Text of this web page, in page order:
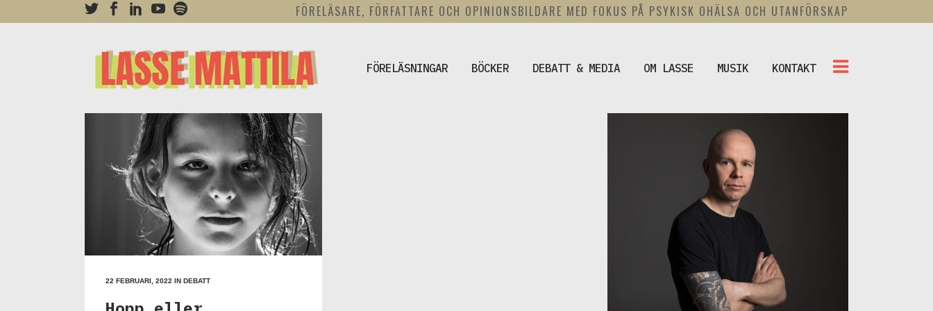
FÖRELÄSARE, FÖRFATTARE OCH OPINIONSBILDARE MED FOKUS PÅ PSYKISK OHÄLSA OCH UTANFÖRSKAP
FÖRELÄSNINGAR BÖCKER DEBATT & MEDIA OM LASSE MUSIK KONTAKT
22 FEBRUARI, 2022 IN DEBATT